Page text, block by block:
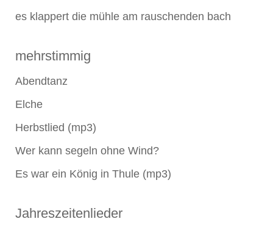
es klappert die mühle am rauschenden bach
mehrstimmig
Abendtanz
Elche
Herbstlied (mp3)
Wer kann segeln ohne Wind?
Es war ein König in Thule (mp3)
Jahreszeitenlieder